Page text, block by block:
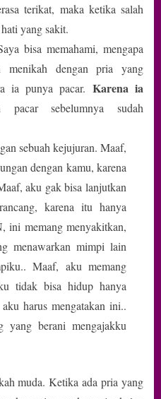
terikat, maka ketika salah
yang sakit.
bisa memahami, mengapa
menikah dengan pria yang
ia punya pacar. Karena ia
pacar sebelumnya sudah
sebuah kejujuran. Maaf,
dengan kamu, karena
aku gak bisa lanjutkan
karena itu hanya
memang menyakitkan,
menawarkan mimpi lain
Maaf, aku memang
tidak bisa hidup hanya
harus mengatakan ini..
yang berani mengajakku
muda. Ketika ada pria yang